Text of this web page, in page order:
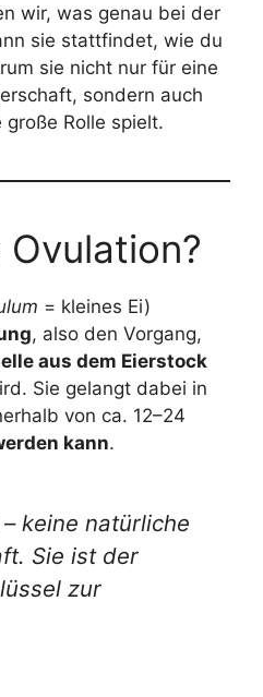
wir, was genau bei der
sie stattfindet, wie du
sie nicht nur für eine
sondern auch
Rolle spielt.
= kleines Ei)
, also den Vorgang,
aus dem Eierstock
Sie gelangt dabei in
von ca. 12–24
kann.
keine natürliche
Sie ist der
zur